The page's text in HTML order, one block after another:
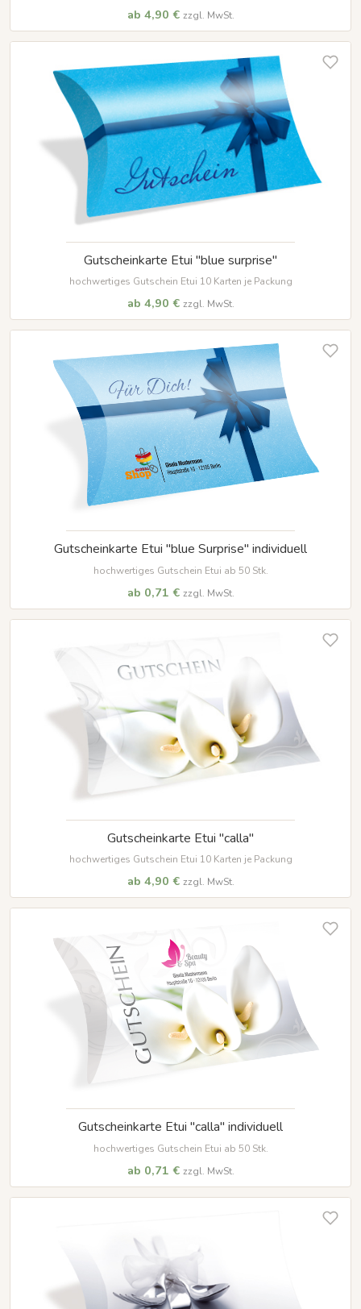
ab 4,90 € zzgl. MwSt.
Gutscheinkarte Etui "blue surprise"
hochwertiges Gutschein Etui 10 Karten je Packung
ab 4,90 € zzgl. MwSt.
Gutscheinkarte Etui "blue Surprise" individuell
hochwertiges Gutschein Etui ab 50 Stk.
ab 0,71 € zzgl. MwSt.
Gutscheinkarte Etui "calla"
hochwertiges Gutschein Etui 10 Karten je Packung
ab 4,90 € zzgl. MwSt.
Gutscheinkarte Etui "calla" individuell
hochwertiges Gutschein Etui ab 50 Stk.
ab 0,71 € zzgl. MwSt.